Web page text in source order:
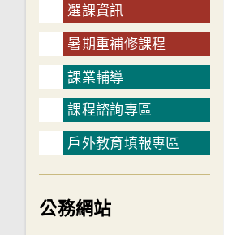
選課資訊
暑期重補修課程
課業輔導
課程諮詢專區
戶外教育填報專區
公務網站